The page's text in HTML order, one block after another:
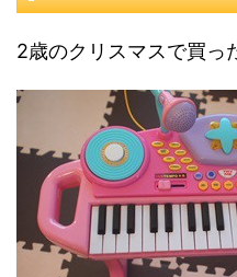
2歳のクリスマスで買っ